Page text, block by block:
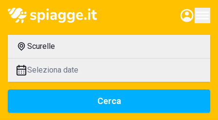
Scurelle
Seleziona date
Cerca